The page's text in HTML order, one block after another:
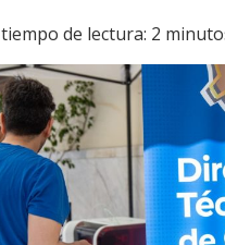
tiempo de lectura: 2